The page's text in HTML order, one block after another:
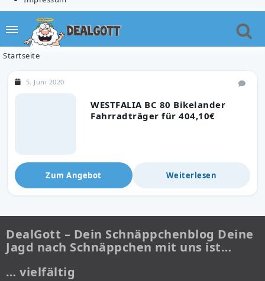
Startseite
WESTFALIA BC 80 Bikelander
Fahrradträger für 404,10€
5. Juni 2020
Zum Angebot Weiterlesen
DealGott – Dein Schnäppchenblog Deine
Jagd nach Schnäppchen mit uns ist…
… vielfältig